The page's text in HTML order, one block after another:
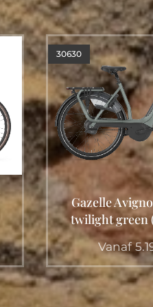
Gazelle
S5 HMB
(twilight
Uniek en Elegant
Vanaf